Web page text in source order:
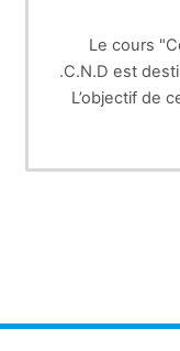
Le cours
C.N.D est
L’objectif de
méthodes